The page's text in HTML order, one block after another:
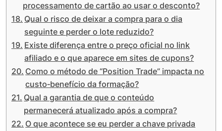
processamento de cartão ao usar o desconto?
Qual o risco de deixar a compra para o dia
seguinte e perder o lote reduzido?
Existe diferença entre o preço oficial no link
afiliado e o que aparece em sites de cupons?
Como o método de “Position Trade” impacta no
custo‑benefício da formação?
Qual a garantia de que o conteúdo
permanecerá atualizado após a compra?
O que acontece se eu perder a chave privada